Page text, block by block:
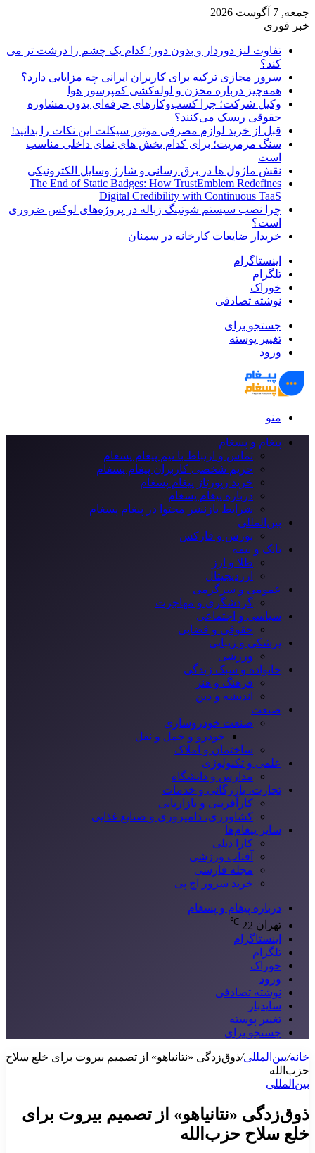
جمعه, 7 آگوست 2026
خبر فوری
تفاوت لنز دوردار و بدون دور؛ کدام یک چشم را درشت تر می
کند؟
سرور مجازی ترکیه برای کاربران ایرانی چه مزایایی دارد؟
همه‌چیز درباره مخزن و لوله‌کشی کمپرسور هوا
وکیل شرکت؛ چرا کسب‌وکارهای حرفه‌ای بدون مشاوره
حقوقی ریسک می‌کنند؟
قبل از خرید لوازم مصرفی موتور سیکلت این نکات را بدانید!
سنگ مرمریت؛ برای کدام بخش های نمای داخلی مناسب
است
نقش ماژول ها در برق رسانی و شارژ وسایل الکترونیکی
The End of Static Badges: How TrustEmblem Redefines
Digital Credibility with Continuous TaaS
چرا نصب سیستم شوتینگ زباله در پروژه‌های لوکس ضروری
است؟
خریدار ضایعات کارخانه در سمنان
اینستاگرام
تلگرام
خوراک
نوشته تصادفی
جستجو برای
تغییر پوسته
ورود
منو
پیغام و پسغام
تماس و ارتباط با تیم پیغام پسغام
حریم شخصی کاربران پیغام پسغام
خرید رپورتاژ پیغام پسغام
درباره پیغام پسغام
شرایط بازنشر محتوا در پیغام پسغام
بین‌المللی
بورس و فارکس
بانک و بیمه
طلا و ارز
ارزدیجیتال
عمومی و سرگرمی
گردشگری و مهاجرت
سیاسی و اجتماعی
حقوقی و قضایی
پزشکی و زیبایی
ورزشی
خانواده و سبک زندگی
فرهنگ و هنر
اندیشه و دین
صنعت
صنعت خودروسازی
خودرو و حمل و نقل
ساختمان و املاک
علمی و تکنولوژی
مدارس و دانشگاه
تجارت، بازرگانی و خدمات
کارآفرینی و بازاریابی
کشاورزی، دامپروری و صنایع غذایی
سایر پیغام‌ها
کارا دیلی
آفتاب ورزشی
مجله فارسی
خرید سرور اچ پی
درباره پیغام و پسغام
تهران 22
℃
اینستاگرام
تلگرام
خوراک
ورود
نوشته تصادفی
سایدبار
تغییر پوسته
جستجو برای
خانه/بین‌المللی/ذوق‌زدگی «نتانیاهو» از تصمیم بیروت برای خلع سلاح
حزب‌الله
بین‌المللی
ذوق‌زدگی «نتانیاهو» از تصمیم بیروت برای
خلع سلاح حزب‌الله